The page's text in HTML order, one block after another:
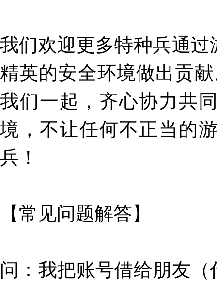
我们欢迎更多特种兵通
精英的安全环境做出贡
我们一起，齐心协力共
境，不让任何不正当的
兵！
【常见问题解答】
问 ： 我把账号借给朋友